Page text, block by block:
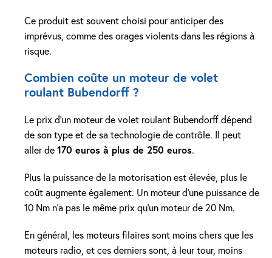
Ce produit est souvent choisi pour anticiper des
imprévus, comme des orages violents dans les régions à
risque.
Combien coûte un moteur de volet
roulant Bubendorff ?
Le prix d’un moteur de volet roulant Bubendorff dépend
de son type et de sa technologie de contrôle. Il peut
aller de170 euros à plus de 250 euros.
Plus la puissance de la motorisation est élevée, plus le
coût augmente également. Un moteur d’une puissance de
10 Nm n’a pas le même prix qu’un moteur de 20 Nm.
En général, les moteurs filaires sont moins chers que les
moteurs radio, et ces derniers sont, à leur tour, moins